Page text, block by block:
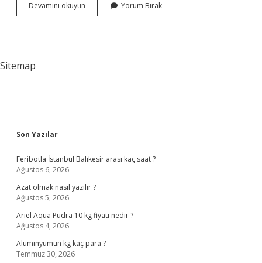
Devamını okuyun
ne
Yorum Bırak
Sitemap
Sidebar
Son Yazılar
Feribotla İstanbul Balıkesir arası kaç saat ?
Ağustos 6, 2026
Azat olmak nasıl yazılır ?
Ağustos 5, 2026
Ariel Aqua Pudra 10 kg fiyatı nedir ?
Ağustos 4, 2026
Alüminyumun kg kaç para ?
Temmuz 30, 2026